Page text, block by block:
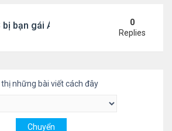
bạn gái Á hậu phản bội giờ ra sao?
0
Replies
thị những bài viết cách đây